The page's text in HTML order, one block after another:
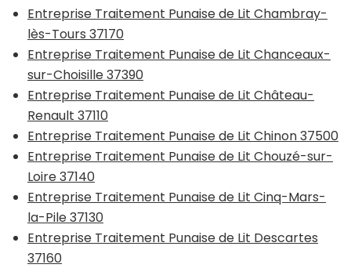
Entreprise Traitement Punaise de Lit Chambray-
lès-Tours 37170
Entreprise Traitement Punaise de Lit Chanceaux-
sur-Choisille 37390
Entreprise Traitement Punaise de Lit Château-
Renault 37110
Entreprise Traitement Punaise de Lit Chinon 37500
Entreprise Traitement Punaise de Lit Chouzé-sur-
Loire 37140
Entreprise Traitement Punaise de Lit Cinq-Mars-
la-Pile 37130
Entreprise Traitement Punaise de Lit Descartes
37160